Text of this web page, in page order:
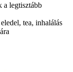
a legtisztább
tea, inhalálás